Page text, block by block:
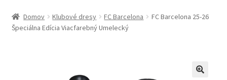
Domov Klubové dresy FC Barcelona
FC Barcelona 25-26
Špeciálna Edícia Viacfarebný Umelecký